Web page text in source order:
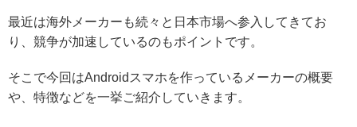
最近は海外メーカーも続々と日本市場へ参入してきてお
り、競争が加速しているのもポイントです。
そこで今回はAndroidスマホを作っているメーカーの概要
や、特徴などを一挙ご紹介していきます。